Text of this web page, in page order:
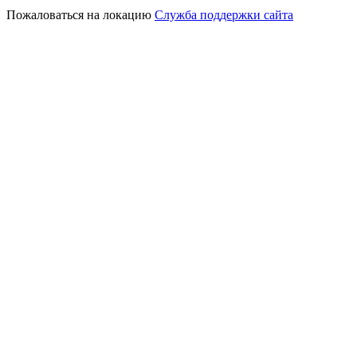
Пожаловаться на локацию Служба поддержки сайта